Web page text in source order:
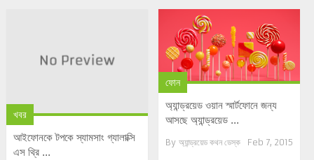
খবর
আইফোনকে টপকে স্যামসাং গ্যালাক্সি
এস থ্রি ...
ফোন
অ্যান্ড্রয়েড ওয়ান স্মার্টফোনে জন্য
আসছে অ্যান্ড্রয়েড ...
By অ্যান্ড্রয়েড কথন ডেস্ক Feb 7, 2015